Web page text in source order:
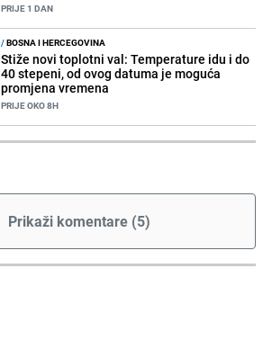
PRIJE 1 DAN
/BOSNA I HERCEGOVINA
Stiže novi toplotni val: Temperature idu i do
40 stepeni, od ovog datuma je moguća
promjena vremena
PRIJE OKO 8H
Prikaži komentare (5)